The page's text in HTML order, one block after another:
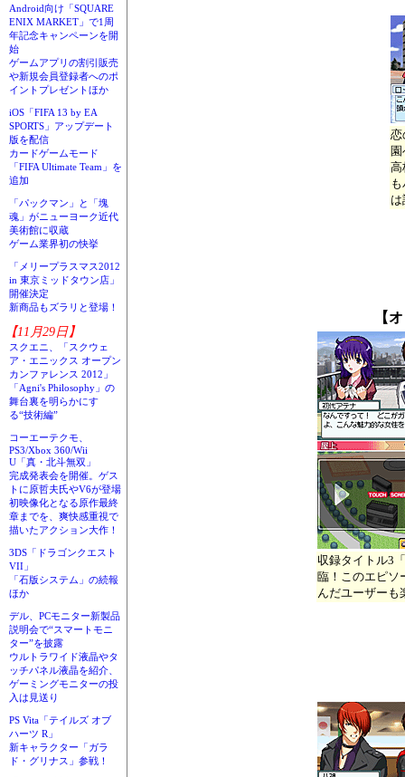
Android向け「SQUARE
ENIX MARKET」で1周
年記念キャンペーンを開
始
ゲームアプリの割引販売
や新規会員登録者へのポ
イントプレゼントほか
iOS「FIFA 13 by EA
SPORTS」アップデート
版を配信
カードゲームモード
「FIFA Ultimate Team」を
追加
「パックマン」と「塊
魂」がニューヨーク近代
美術館に収蔵
ゲーム業界初の快挙
「メリープラスマス2012
in 東京ミッドタウン店」
開催決定
新商品もズラリと登場！
【11月29日】
スクエニ、「スクウェ
ア・エニックス オープン
カンファレンス 2012」
「Agni's Philosophy」の
舞台裏を明らかにす
る“技術編”
コーエーテクモ、
PS3/Xbox 360/Wii
U「真・北斗無双」
完成発表会を開催。ゲス
トに原哲夫氏やV6が登場
初映像化となる原作最終
章までを、爽快感重視で
描いたアクション大作！
3DS「ドラゴンクエスト
VII」
「石版システム」の続報
ほか
デル、PCモニター新製品
説明会で“スマートモニ
ター”を披露
ウルトラワイド液晶やタ
ッチパネル液晶を紹介、
ゲーミングモニターの投
入は見送り
PS Vita「テイルズ オブ
ハーツ R」
新キャラクター「ガラ
ド・グリナス」参戦！
恋
高
【
収録タイトル3
臨！このエピソ
んだユーザーも